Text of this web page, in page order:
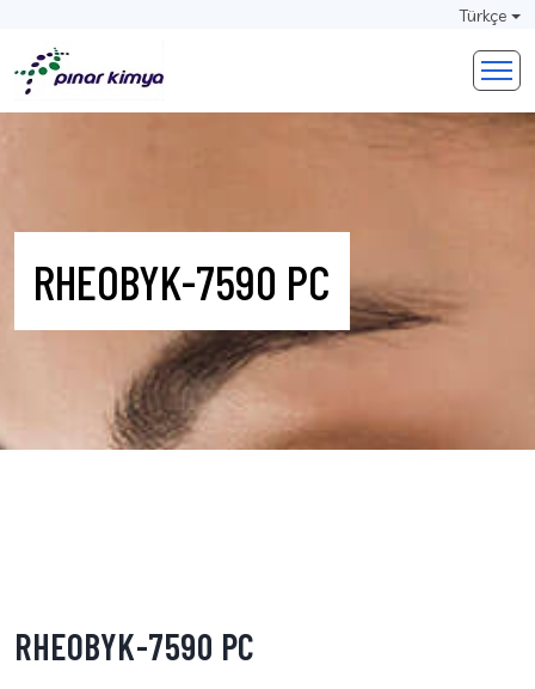
Türkçe
RHEOBYK-7590 PC
RHEOBYK-7590 PC